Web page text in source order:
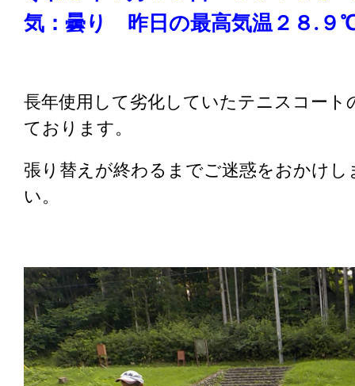
気：曇り 昨日の最高気温２８.９
長年使用して劣化していたテニスコー
ております。
張り替えが終わるまでご迷惑をおかけ
い。